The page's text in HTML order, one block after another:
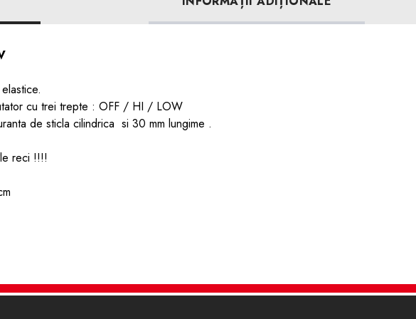
cu trei trepte : OFF / HI / LOW
de sticla cilindrica si 30 mm lungime .
reci !!!!